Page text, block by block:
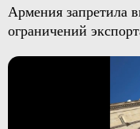
Армения запретила
ограничений